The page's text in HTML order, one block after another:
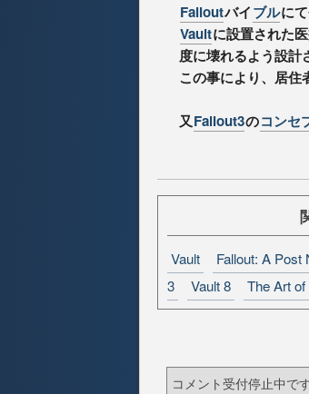
Falloutバイブルに
Vaultに設置された
度に壊れるよう設計
この事により、居住
又Fallout3のコンセ
Vault Fallout: A Post
3
Vault 8 The Art of
コメント受付停止中で